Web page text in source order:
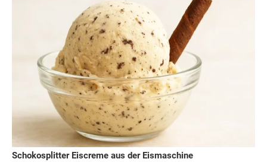
Schokosplitter Eiscreme aus der Eismaschine